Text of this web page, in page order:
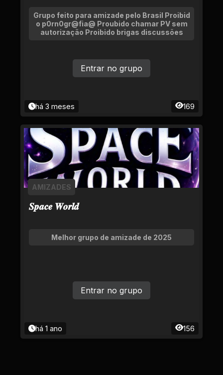
Grupo feito para amizade pelo Brasil Proibid
o p0rn0gr@fia@ Proubido chamar PV sem
autorização Proibido brigas discussões
há 3 meses 169
Entrar no grupo
𝑺𝒑𝒂𝒄𝒆 𝑾𝒐𝒓𝒍𝒅
AMIZADES
Melhor grupo de amizade de 2025
há 1 ano 156
Entrar no grupo